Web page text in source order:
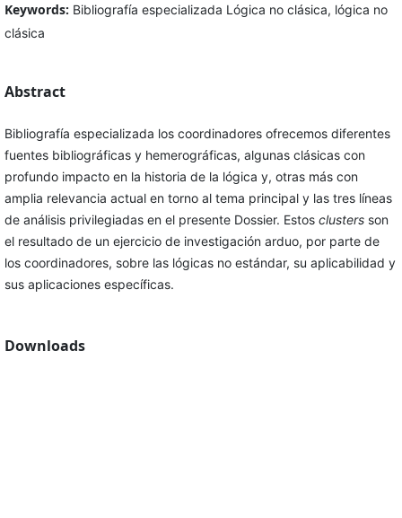
Keywords: Bibliografía especializada Lógica no clásica, lógica no
clásica
Abstract
Bibliografía especializada los coordinadores ofrecemos diferentes
fuentes bibliográficas y hemerográficas, algunas clásicas con
profundo impacto en la historia de la lógica y, otras más con
amplia relevancia actual en torno al tema principal y las tres líneas
de análisis privilegiadas en el presente Dossier. Estos clustersson
el resultado de un ejercicio de investigación arduo, por parte de
los coordinadores, sobre las lógicas no estándar, su aplicabilidad y
sus aplicaciones específicas.
Downloads